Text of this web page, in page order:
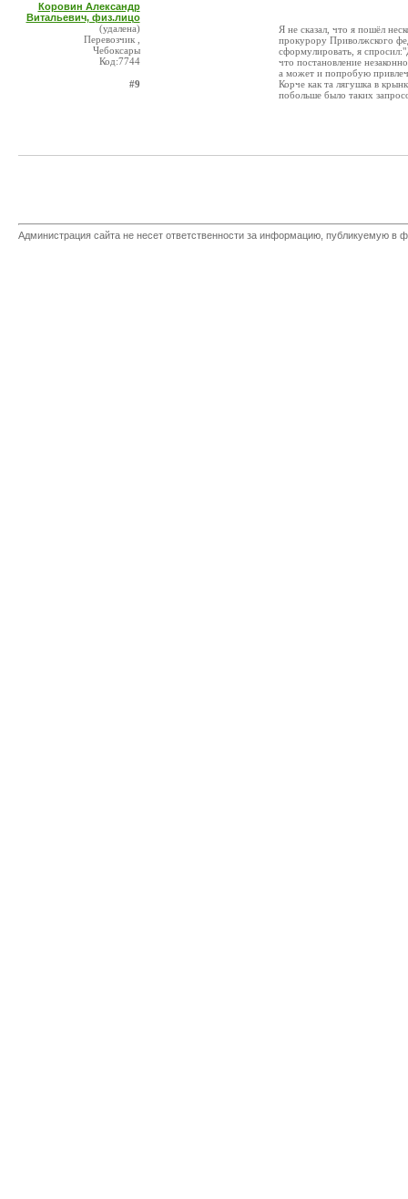
Коровин Александр
Витальевич, физ.лицо
(удалена)
Перевозчик ,
Чебоксары
Код:7744
#9
Я не сказал, что я пошёл
прокурору Приволжского
сформулировать, я
что постановление
а может и попробую
Корче как та лягушка в
побольше было таких
Администрация сайта не несет ответственности за информацию, публикуемую